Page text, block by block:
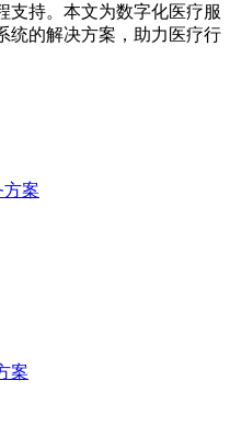
支持。本文为数字化医疗服
统的解决方案，助力医疗行
案
案